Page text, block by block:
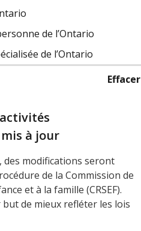
activités
à jour
des modifications seront
de la Commission de
et à la famille (CRSEF).
de mieux refléter les lois
de l’Ontario
de l’Ontario